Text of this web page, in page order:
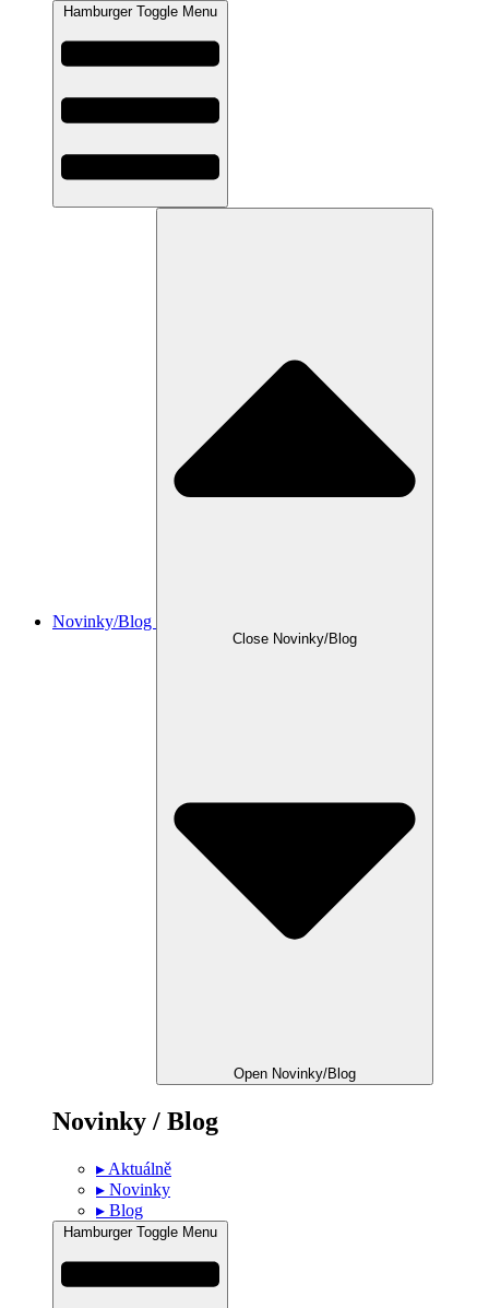
Hamburger Toggle Menu
Novinky/Blog
Close Novinky/Blog
Open Novinky/Blog
Novinky / Blog
▸ Aktuálně
▸ Novinky
▸ Blog
Hamburger Toggle Menu